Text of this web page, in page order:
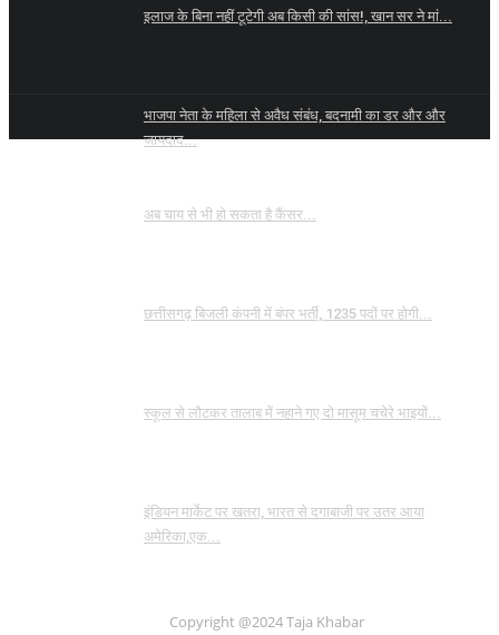
इलाज के बिना नहीं टूटेगी अब किसी की सांस!, खान सर ने मां...
भाजपा नेता के महिला से अवैध संबंध, बदनामी का डर और और
जायदाद...
अब चाय से भी हो सकता है कैंसर...
छत्तीसगढ़ बिजली कंपनी में बंपर भर्ती, 1235 पदों पर होगी...
स्कूल से लौटकर तालाब में नहाने गए दो मासूम चचेरे भाइयों...
इंडियन मार्केट पर खतरा, भारत से दगाबाजी पर उतर आया
अमेरिका,एक...
Copyright @2024 Taja Khabar